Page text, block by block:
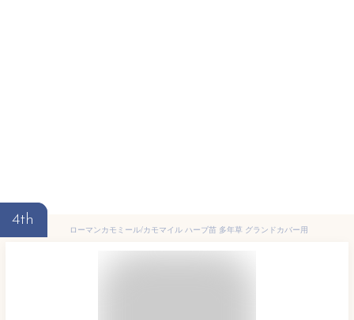
4th
ローマンカモミール/カモマイル ハーブ苗 多年草 グランドカバー用